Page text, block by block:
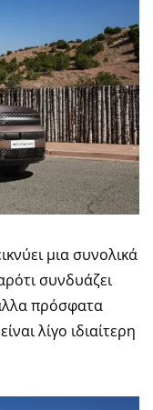
μια συνολικά
συνδυάζει
πρόσφατα
λίγο ιδιαίτερη